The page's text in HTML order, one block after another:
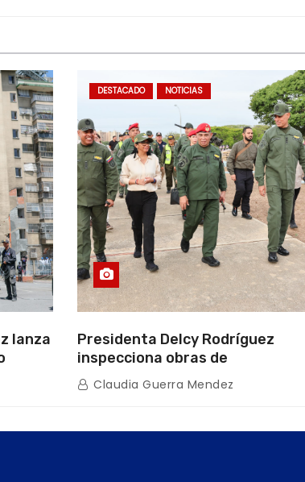
lanza
DESTACADO NOTICIAS
Presidenta Delcy Rodríguez
inspecciona obras de
restauración en Escuela Naval
tras afectaciones sísmicas en La
Claudia Guerra Mendez